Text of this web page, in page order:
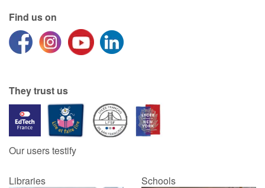
Find us on
They trust us
Our users testify
Libraries Schools